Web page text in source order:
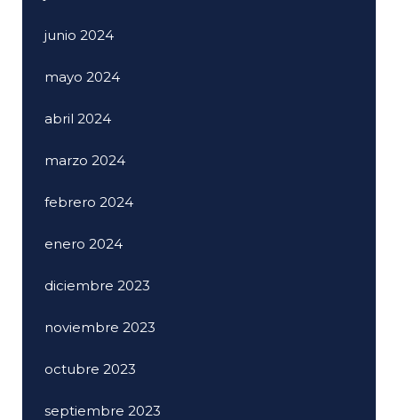
junio 2024
mayo 2024
abril 2024
marzo 2024
febrero 2024
enero 2024
diciembre 2023
noviembre 2023
octubre 2023
septiembre 2023